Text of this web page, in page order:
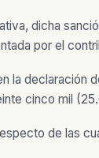
dicha
por el
declaración
cinco mil
de las